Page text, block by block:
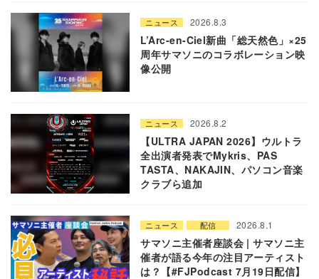
ニュース 2026.8.3
L’Arc-en-Ciel新曲「総天然色」×25
周年サマソニのコラボレーション映
像公開
ニュース 2026.8.2
【ULTRA JAPAN 2026】ウルトラ
全出演者発表でMykris、PAS
TASTA、NAKAJIN、パソコン音楽
クラブら追加
ニュース 配信 2026.8.1
サマソニ主催者座談会 | サマソニ主
催者が語る今年の注目アーティスト
は？【#FJPodcast 7月19日配信】